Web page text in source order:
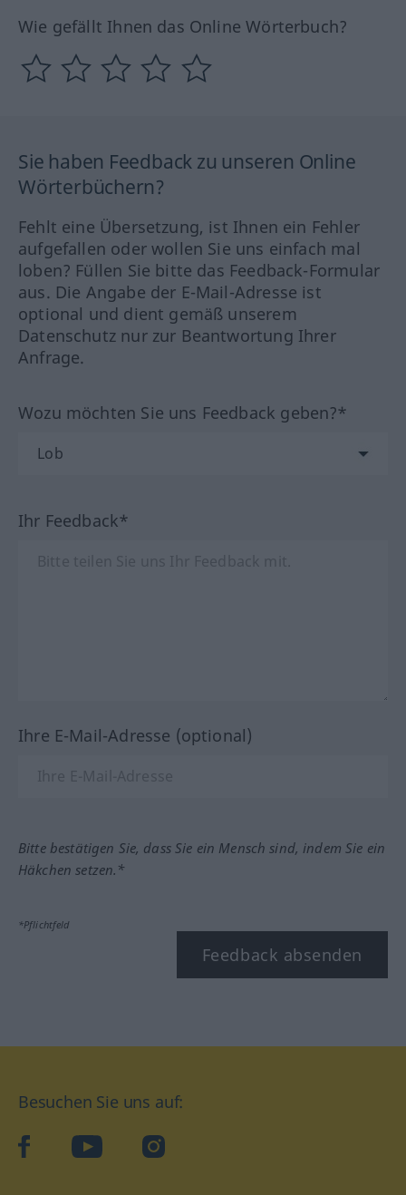
Wie gefällt Ihnen das Online Wörterbuch?
Sie haben Feedback zu unseren Online
Wörterbüchern?
Fehlt eine Übersetzung, ist Ihnen ein Fehler
aufgefallen oder wollen Sie uns einfach mal
loben? Füllen Sie bitte das Feedback-Formular
aus. Die Angabe der E-Mail-Adresse ist
optional und dient gemäß unserem
Datenschutz nur zur Beantwortung Ihrer
Anfrage.
Wozu möchten Sie uns Feedback geben?*
Ihr Feedback*
Ihre E-Mail-Adresse (optional)
Bitte bestätigen Sie, dass Sie ein Mensch sind, indem Sie ein
Häkchen setzen.*
*Pflichtfeld
Feedback absenden
Besuchen Sie uns auf:
facebookYouTube Instagram